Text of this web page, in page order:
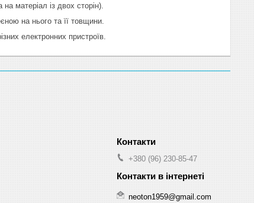
матеріал із двох сторін).
на нього та її товщини.
електронних пристроїв.
+380 (96) 230-85-47
neoton1959@gmail.com